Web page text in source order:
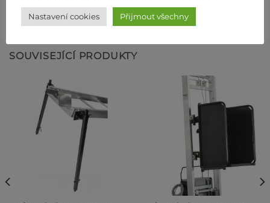
SOUVISEJÍCÍ PRODUKTY
Nastavení cookies Přijmout všechny